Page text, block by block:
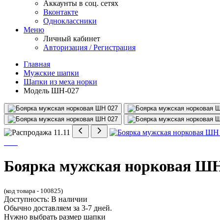
Аккаунты в соц. сетях
Вконтакте
Одноклассники
Меню
Личный кабинет
Авторизация / Регистрация
Главная
Мужские шапки
Шапки из меха норки
Модель ШН-027
Боярка мужская норковая
(код товара - 100825)
Доступность: В наличии
Обычно доставляем за 3-7 дней.
Нужно выбрать размер шапки